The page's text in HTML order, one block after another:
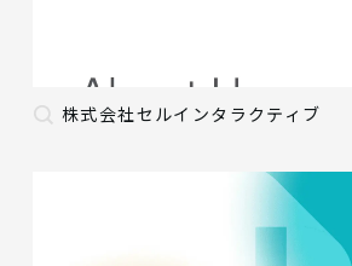
株式会社セルインタラクティブ